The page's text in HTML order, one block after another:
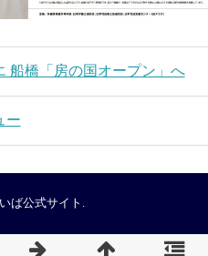
船橋「房の国オープン」へ
ー
ば公式サイト .